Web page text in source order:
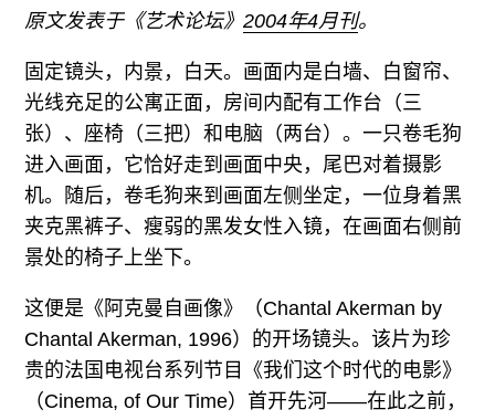
原文发表于《艺术论坛》2004年4月刊。
固定镜头，内景，白天。画面内是白墙、白窗帘、
光线充足的公寓正面，房间内配有工作台（三
张）、座椅（三把）和电脑（两台）。一只卷毛狗
进入画面，它恰好走到画面中央，尾巴对着摄影
机。随后，卷毛狗来到画面左侧坐定，一位身着黑
夹克黑裤子、瘦弱的黑发女性入镜，在画面右侧前
景处的椅子上坐下。
这便是《阿克曼自画像》（Chantal Akerman by
Chantal Akerman, 1996）的开场镜头。该片为珍
贵的法国电视台系列节目《我们这个时代的电影》
（Cinema, of Our Time）首开先河——在此之前，